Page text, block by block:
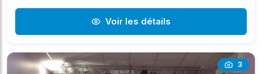
Voir les détails
3